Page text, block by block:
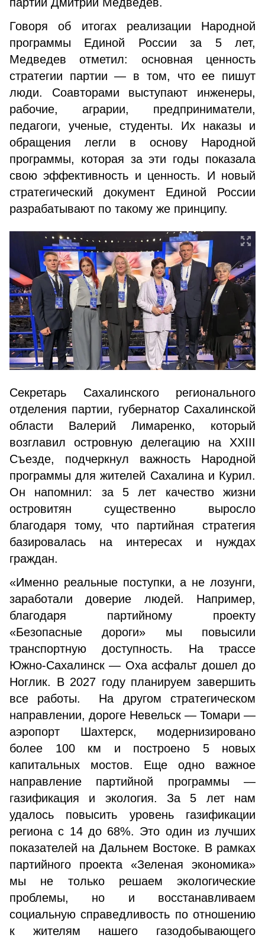
Говоря об итогах реализации Народной
программы Единой России за 5 лет,
Медведев отметил: основная ценность
стратегии партии — в том, что ее пишут
люди. Соавторами выступают инженеры,
рабочие, аграрии, предприниматели,
педагоги, ученые, студенты. Их наказы и
обращения легли в основу Народной
программы, которая за эти годы показала
свою эффективность и ценность. И новый
стратегический документ Единой России
разрабатывают по такому же принципу.
Секретарь Сахалинского регионального
отделения партии, губернатор Сахалинской
области Валерий Лимаренко, который
возглавил островную делегацию на XXIII
Съезде, подчеркнул важность Народной
программы для жителей Сахалина и Курил.
Он напомнил: за 5 лет качество жизни
островитян существенно выросло
благодаря тому, что партийная стратегия
базировалась на интересах и нуждах
граждан.
«Именно реальные поступки, а не лозунги,
заработали доверие людей. Например,
благодаря партийному проекту
«Безопасные дороги» мы повысили
транспортную доступность. На трассе
Южно-Сахалинск — Оха асфальт дошел до
Ноглик. В 2027 году планируем завершить
все работы. На другом стратегическом
направлении, дороге Невельск — Томари —
аэропорт Шахтерск, модернизировано
более 100 км и построено 5 новых
капитальных мостов. Еще одно важное
направление партийной программы —
газификация и экология. За 5 лет нам
удалось повысить уровень газификации
региона с 14 до 68%. Это один из лучших
показателей на Дальнем Востоке. В рамках
партийного проекта «Зеленая экономика»
мы не только решаем экологические
проблемы, но и восстанавливаем
социальную справедливость по отношению
к жителям нашего газодобывающего